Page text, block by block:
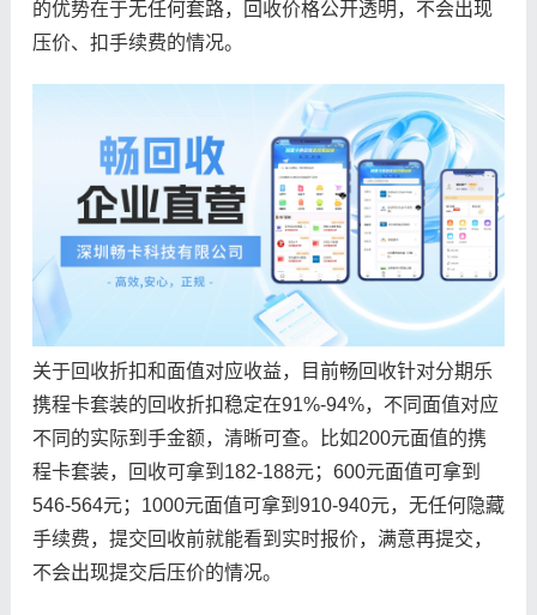
的优势在于无任何套路，回收价格公开透明，不会出现
压价、扣手续费的情况。
关于回收折扣和面值对应收益，目前畅回收针对分期乐
携程卡套装的回收折扣稳定在91%-94%，不同面值对应
不同的实际到手金额，清晰可查。比如200元面值的携
程卡套装，回收可拿到182-188元；600元面值可拿到
546-564元；1000元面值可拿到910-940元，无任何隐藏
手续费，提交回收前就能看到实时报价，满意再提交，
不会出现提交后压价的情况。